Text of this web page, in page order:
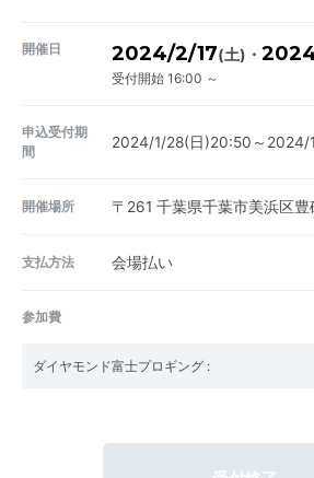
開催日 2024/2/17(土) ・
受付開始 16:00 ～
申込受付期
間
2024/1/28(日)20:50～2024/
開催場所 〒261 千葉県千葉市美浜区豊
支払方法 会場払い
参加費
ダイヤモンド富士プロギング :